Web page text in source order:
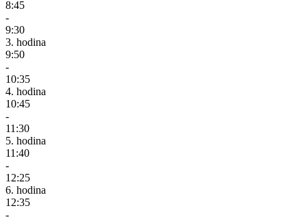
8:45
-
9:30
3. hodina
9:50
-
10:35
4. hodina
10:45
-
11:30
5. hodina
11:40
-
12:25
6. hodina
12:35
-